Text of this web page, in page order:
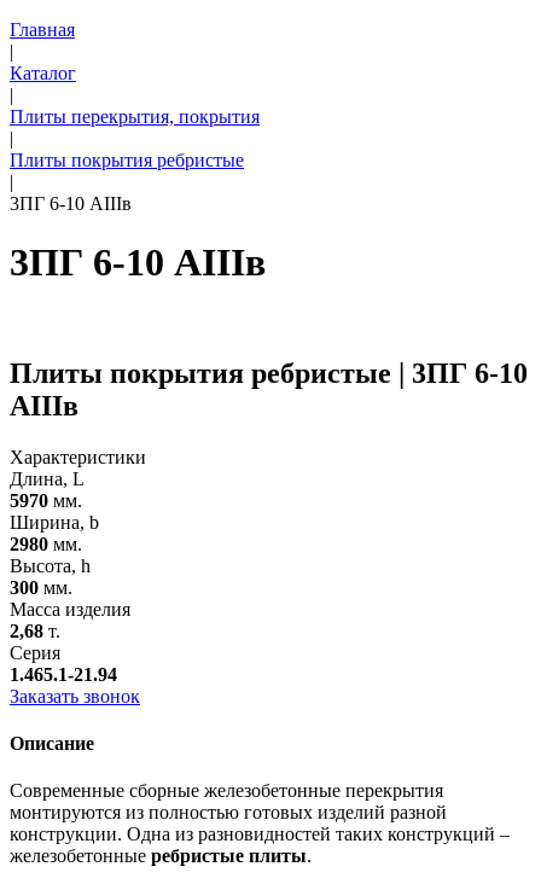
Главная
|
Каталог
|
Плиты перекрытия, покрытия
|
Плиты покрытия ребристые
|
3ПГ 6-10 АIIIв
3ПГ 6-10 АIIIв
Плиты покрытия ребристые | 3ПГ 6-10
АIIIв
Характеристики
Длина, L
5970 мм.
Ширина, b
2980 мм.
Высота, h
300 мм.
Масса изделия
2,68 т.
Серия
1.465.1-21.94
Заказать звонок
Описание
Современные сборные железобетонные перекрытия
монтируются из полностью готовых изделий разной
конструкции. Одна из разновидностей таких конструкций –
железобетонные ребристые плиты.